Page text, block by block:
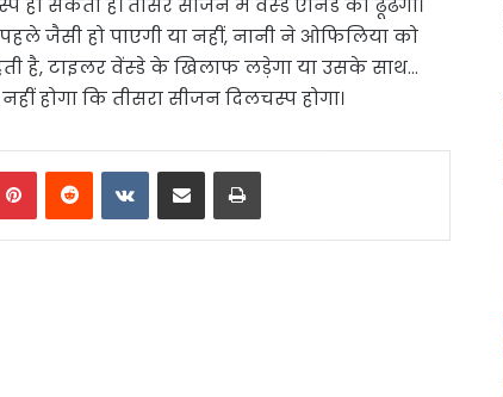
हो सकता है। तीसरे सीजन में वेंस्डे एनिड को ढूंढेगी।
जैसी हो पाएगी या नहीं, नानी ने ओफिलिया को
है, टाइलर वेंस्डे के खिलाफ लड़ेगा या उसके साथ…
होगा कि तीसरा सीजन दिलचस्प होगा।
PinterestReddit VKontakte
Share via Email Print